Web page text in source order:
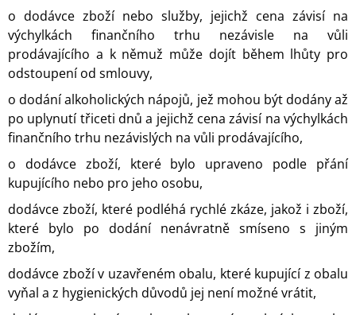
o dodávce zboží nebo služby, jejichž cena závisí na
výchylkách finančního trhu nezávisle na vůli
prodávajícího a k němuž může dojít během lhůty pro
odstoupení od smlouvy,
o dodání alkoholických nápojů, jež mohou být dodány až
po uplynutí třiceti dnů a jejichž cena závisí na výchylkách
finančního trhu nezávislých na vůli prodávajícího,
o dodávce zboží, které bylo upraveno podle přání
kupujícího nebo pro jeho osobu,
dodávce zboží, které podléhá rychlé zkáze, jakož i zboží,
které bylo po dodání nenávratně smíseno s jiným
zbožím,
dodávce zboží v uzavřeném obalu, které kupující z obalu
vyňal a z hygienických důvodů jej není možné vrátit,